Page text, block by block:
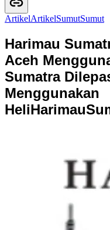
ArtikelArtikelSumutSumut
Harimau
Aceh
Sumatra
Menggunakan
HeliHarimauSu